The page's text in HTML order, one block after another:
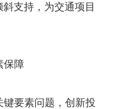
支持，为交通项目
保障
键要素问题，创新投